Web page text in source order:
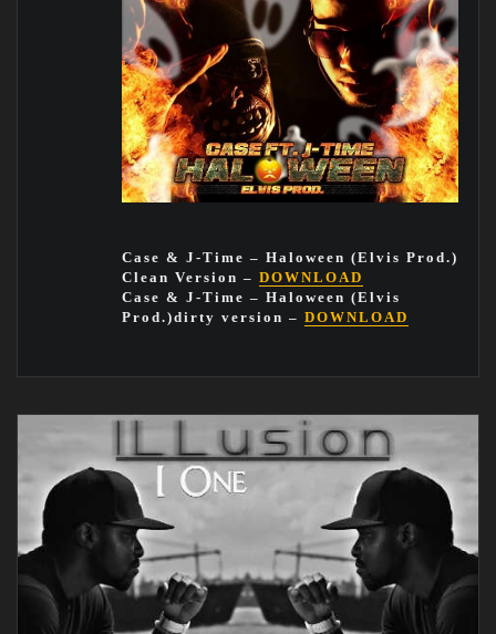
Case & J-Time – Haloween (Elvis Prod.)
Clean Version –DOWNLOAD
Case & J-Time – Haloween (Elvis
Prod.)dirty version –DOWNLOAD